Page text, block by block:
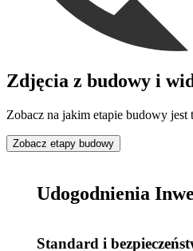
Zdjęcia z budowy i
Zobacz na jakim etapie budowy jest
Zobacz etapy budowy
Udogodnienia
Standard i